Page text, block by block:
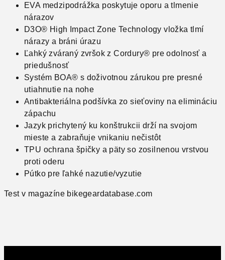
EVA medzipodrážka poskytuje oporu a tlmenie
nárazov
D3O® High Impact Zone Technology vložka tlmí
nárazy a bráni úrazu
Ľahký zváraný zvršok z Cordury® pre odolnosť a
priedušnosť
Systém BOA® s doživotnou zárukou pre presné
utiahnutie na nohe
Antibakteriálna podšívka zo sieťoviny na elimináciu
zápachu
Jazyk prichytený ku konštrukcii drží na svojom
mieste a zabraňuje vnikaniu nečistôt
TPU ochrana špičky a päty so zosilnenou vrstvou
proti oderu
Pútko pre ľahké nazutie/vyzutie
Test v magazíne bikegeardatabase.com